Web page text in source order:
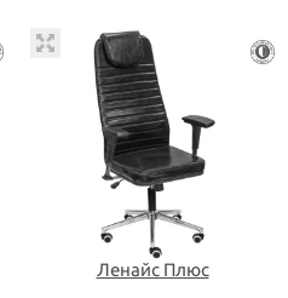
Ленайс Плюс